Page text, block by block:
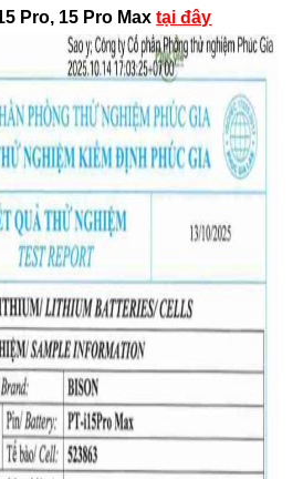
Pro, 15 Pro Maxtại đây